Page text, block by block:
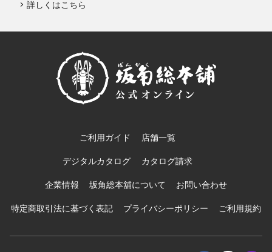
詳しくはこちら
ご利用ガイド 店舗一覧
デジタルカタログ カタログ請求
企業情報 坂角総本舖について お問い合わせ
特定商取引法に基づく表記 プライバシーポリシー ご利用規約